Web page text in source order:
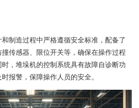
制造过程中严格遵循安全标准，配备了
传感器、限位开关等，确保在操作过程
，堆垛机的控制系统具有故障自诊断功
报警，保障操作人员的安全。